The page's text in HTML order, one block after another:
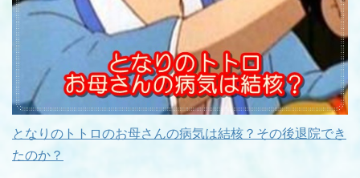
となりのトトロのお母さんの病気は結核？その後退院でき
たのか？